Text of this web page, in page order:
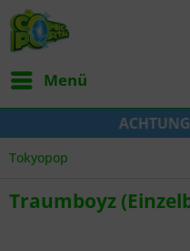
Menü
Tokyopop
Traumboyz